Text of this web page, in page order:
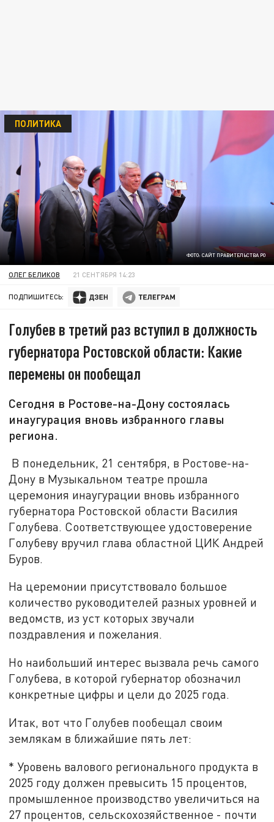
ФОТО: САЙТ ПРАВИТЕЛЬСТВА РО
ПОЛИТИКА
ОЛЕГ БЕЛИКОВ 21 СЕНТЯБРЯ 14:23
ПОДПИШИТЕСЬ:
Голубев в третий раз вступил в должность
губернатора Ростовской области: Какие
перемены он пообещал
Сегодня в Ростове-на-Дону состоялась
инаугурация вновь избранного главы
региона.
В понедельник, 21 сентября, в Ростове-на-
Дону в Музыкальном театре прошла
церемония инаугурации вновь избранного
губернатора Ростовской области Василия
Голубева. Соответствующее удостоверение
Голубеву вручил глава областной ЦИК Андрей
Буров.
На церемонии присутствовало большое
количество руководителей разных уровней и
ведомств, из уст которых звучали
поздравления и пожелания.
Но наибольший интерес вызвала речь самого
Голубева, в которой губернатор обозначил
конкретные цифры и цели до 2025 года.
Итак, вот что Голубев пообещал своим
землякам в ближайшие пять лет:
* Уровень валового регионального продукта в
2025 году должен превысить 15 процентов,
промышленное производство увеличиться на
27 процентов, сельскохозяйственное - почти